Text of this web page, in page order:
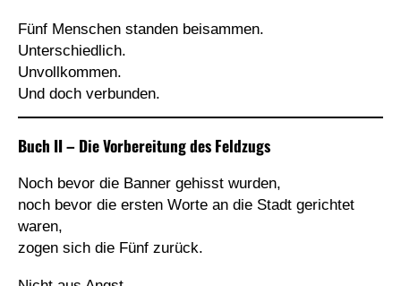
Fünf Menschen standen beisammen.
Unterschiedlich.
Unvollkommen.
Und doch verbunden.
Buch II – Die Vorbereitung des Feldzugs
Noch bevor die Banner gehisst wurden,
noch bevor die ersten Worte an die Stadt gerichtet
waren,
zogen sich die Fünf zurück.